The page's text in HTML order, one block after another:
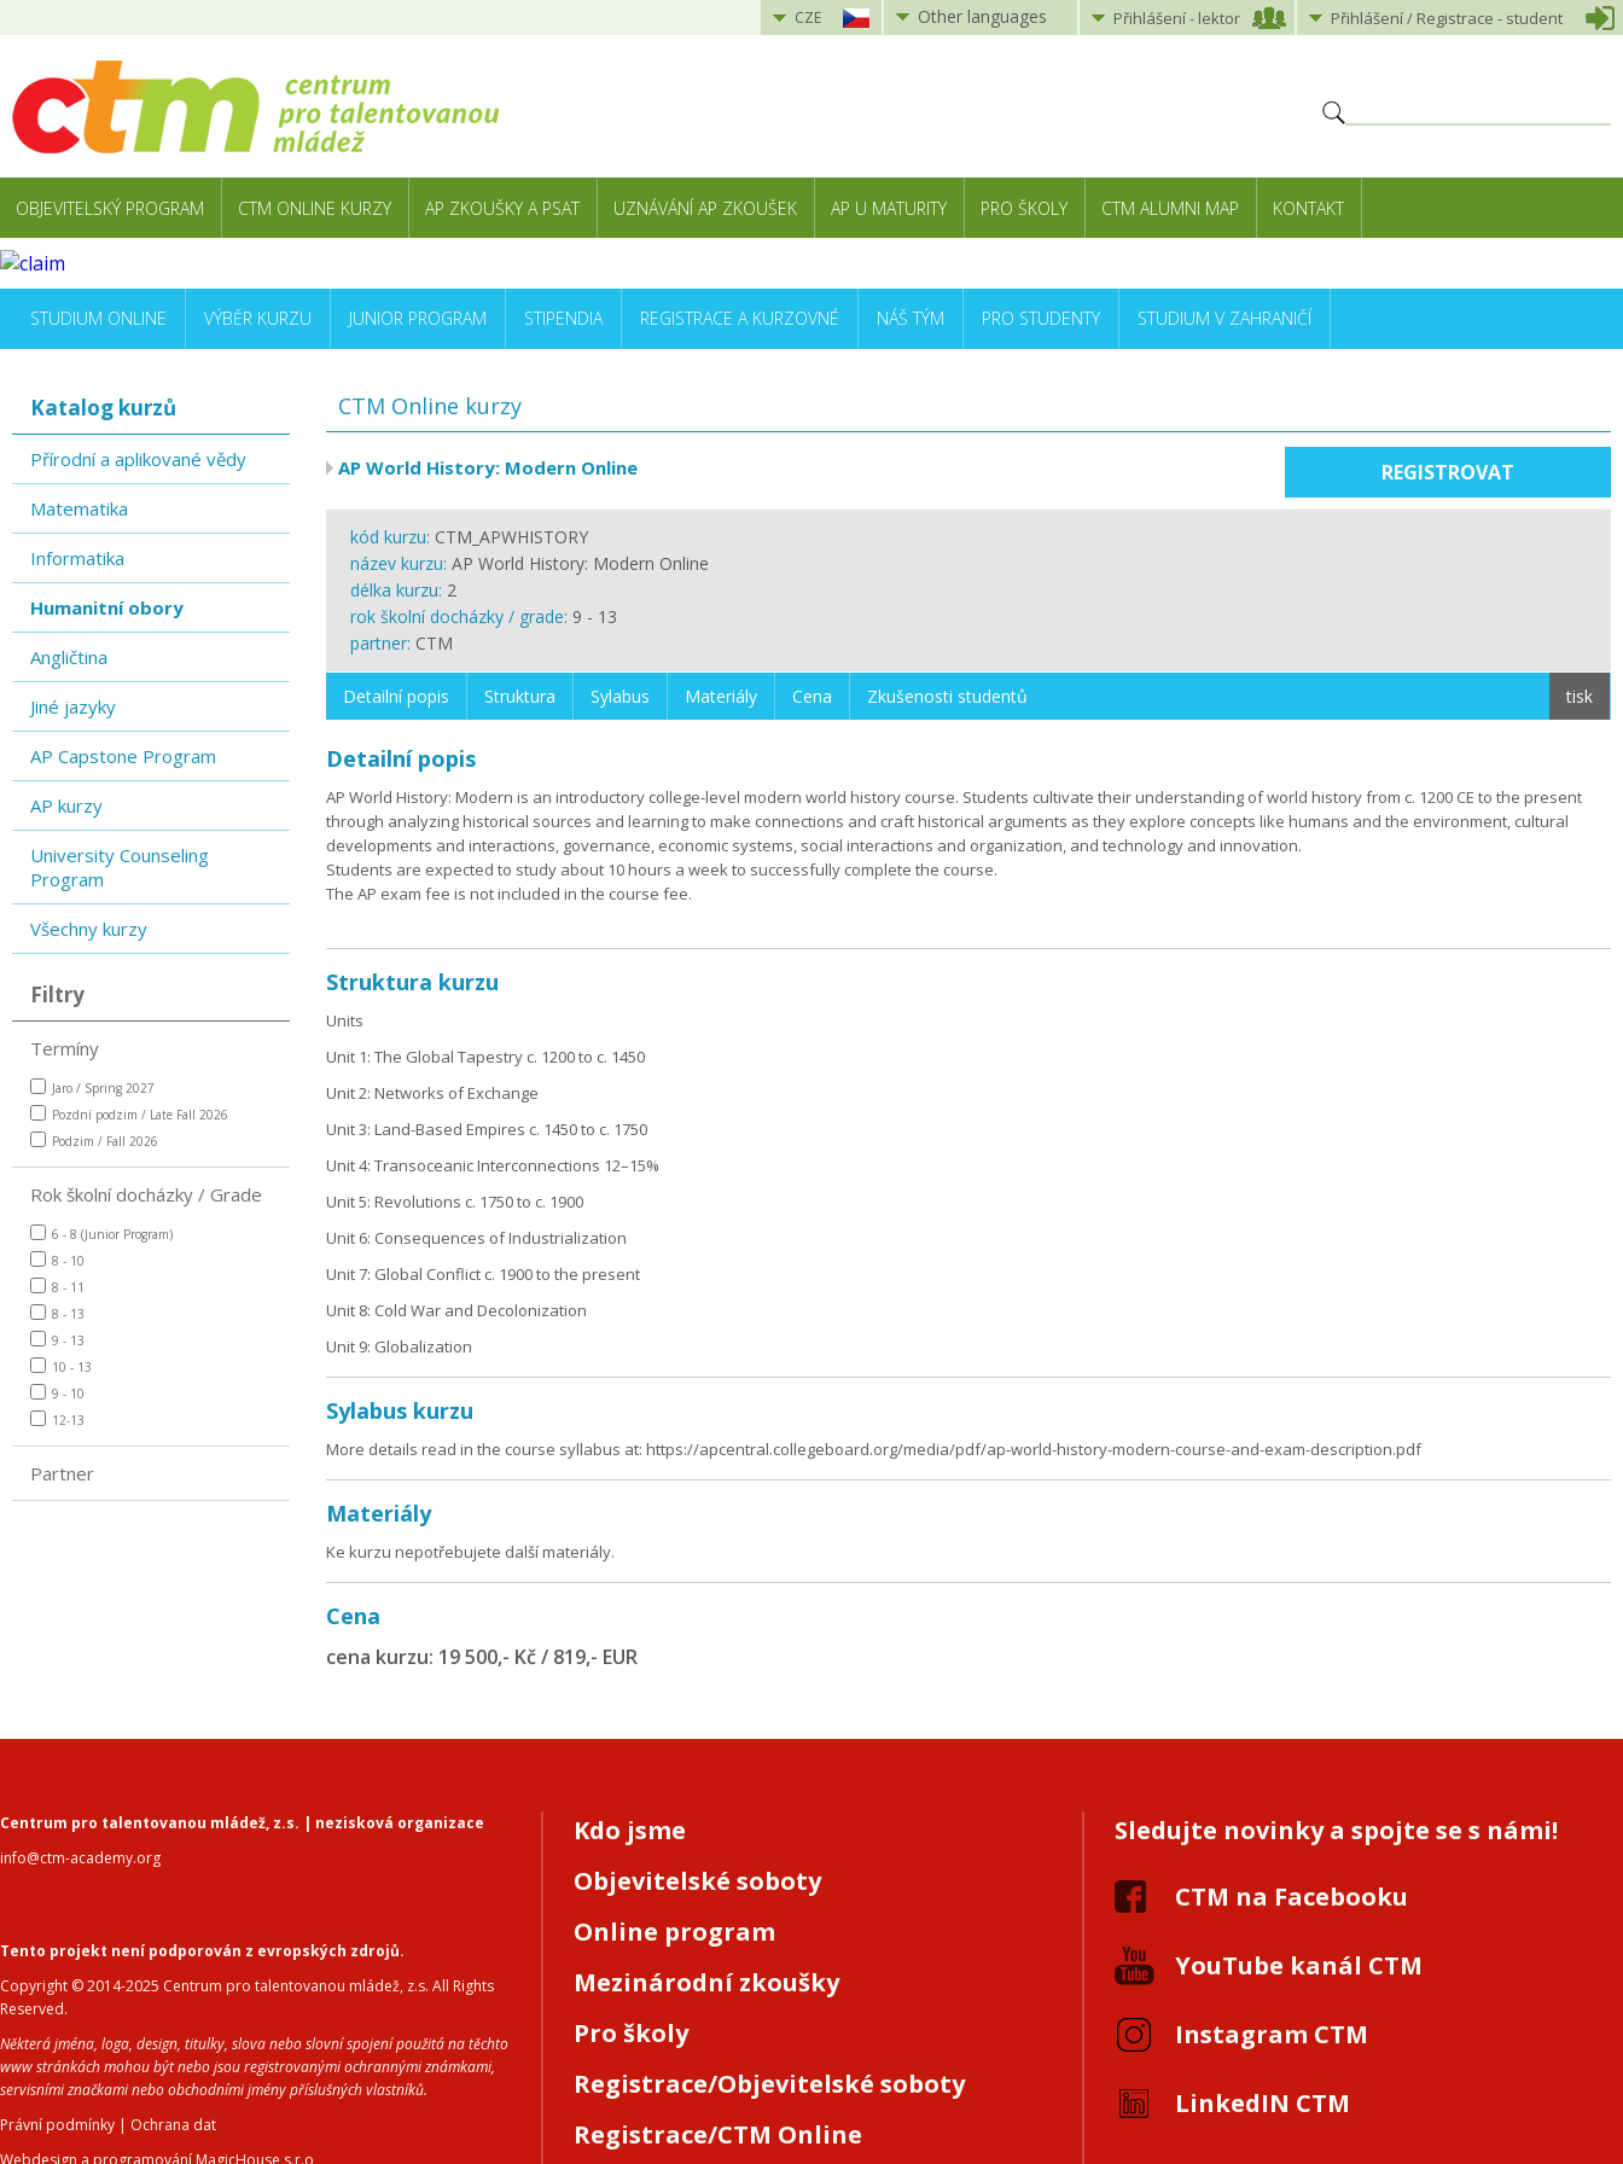
CZE Other languages Přihlášení- lektor Přihlášení/ Registrace - student
OBJEVITELSKÝ PROGRAM CTM ONLINE KURZY AP ZKOUŠKY A PSAT UZNÁVÁNÍ AP ZKOUŠEK AP U MATURITY PRO ŠKOLY CTM ALUMNI MAP KONTAKT
STUDIUM ONLINE VÝBĚR KURZU JUNIOR PROGRAM STIPENDIA REGISTRACE A KURZOVNÉ NÁŠ TÝM PRO STUDENTY STUDIUM V ZAHRANIČÍ
Katalog kurzů
Přírodní a aplikované vědy
Matematika
Informatika
Humanitní obory
Angličtina
Jiné jazyky
AP Capstone Program
AP kurzy
University Counseling
Program
Všechny kurzy
Filtry
Termíny
Jaro / Spring 2027
Pozdní podzim / Late Fall 2026
Podzim / Fall 2026
Rok školní docházky / Grade
6 - 8 (Junior Program)
8 - 10
8 - 11
8 - 13
9 - 13
10 - 13
9 - 10
12-13
Partner
CTM Online kurzy
AP World History: Modern Online REGISTROVAT
kód kurzu: CTM_APWHISTORY
název kurzu: AP World History: Modern Online
délka kurzu: 2
rok školní docházky / grade: 9 - 13
partner: CTM
Detailní popis Struktura Sylabus Materiály Cena Zkušenosti studentů tisk
Detailní popis
AP World History: Modern is an introductory college-level modern world history course. Students cultivate their understanding of world history from c. 1200 CE to the present
through analyzing historical sources and learning to make connections and craft historical arguments as they explore concepts like humans and the environment, cultural
developments and interactions, governance, economic systems, social interactions and organization, and technology and innovation.
Students are expected to study about 10 hours a week to successfully complete the course.
The AP exam fee is not included in the course fee.
Struktura kurzu
Units
Unit 1: The Global Tapestry c. 1200 to c. 1450
Unit 2: Networks of Exchange
Unit 3: Land-Based Empires c. 1450 to c. 1750
Unit 4: Transoceanic Interconnections 12–15%
Unit 5: Revolutions c. 1750 to c. 1900
Unit 6: Consequences of Industrialization
Unit 7: Global Conflict c. 1900 to the present
Unit 8: Cold War and Decolonization
Unit 9: Globalization
Sylabus kurzu
More details read in the course syllabus at: https://apcentral.collegeboard.org/media/pdf/ap-world-history-modern-course-and-exam-description.pdf
Materiály
Ke kurzu nepotřebujete další materiály.
Cena
cena kurzu: 19 500,- Kč / 819,- EUR
Centrum pro talentovanou mládež, z.s. | nezisková organizace
info@ctm-academy.org
Tento projekt není podporován z evropských zdrojů.
Copyright © 2014-2025 Centrum pro talentovanou mládež, z.s. All Rights
Reserved.
Některá jména, loga, design, titulky, slova nebo slovní spojení použitá na těchto
www stránkách mohou být nebo jsou registrovanými ochrannými známkami,
servisními značkami nebo obchodními jmény příslušných vlastníků.
Právní podmínky | Ochrana dat
Webdesign a programování MagicHouse s.r.o
Kdo jsme
Objevitelské soboty
Online program
Mezinárodní zkoušky
Pro školy
Registrace/Objevitelské soboty
Registrace/CTM Online
Sledujte novinky a spojte se s námi!
CTM na Facebooku
YouTube kanál CTM
Instagram CTM
LinkedIN CTM